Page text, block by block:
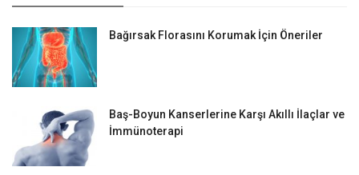
Bağırsak Florasını Korumak İçin Öneriler
Baş-Boyun Kanserlerine Karşı Akıllı İlaçlar ve
İmmünoterapi